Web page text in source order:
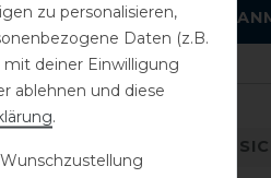
DETAILS ZUR
zu personalisieren,
Daten (z.B.
deiner Einwilligung
ablehnen und diese
.